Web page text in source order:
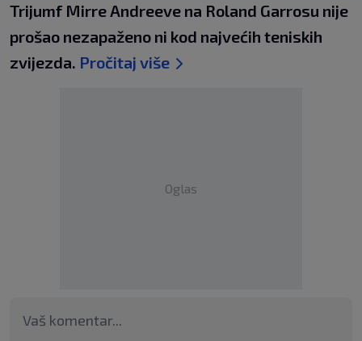
Trijumf Mirre Andreeve na Roland Garrosu nije
prošao nezapaženo ni kod najvećih teniskih
zvijezda. Pročitaj više
Oglas